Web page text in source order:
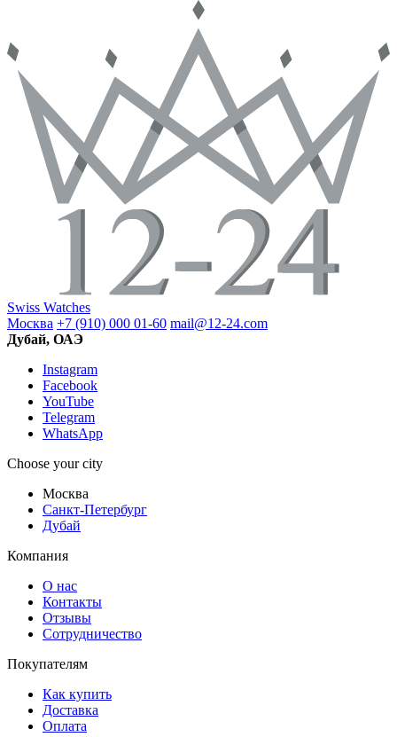
Swiss Watches
Москва +7 (910) 000 01-60 mail@12-24.com
Дубай, ОАЭ
Instagram
Facebook
YouTube
Telegram
WhatsApp
Choose your city
Москва
Санкт-Петербург
Дубай
Компания
О нас
Контакты
Отзывы
Сотрудничество
Покупателям
Как купить
Доставка
Оплата